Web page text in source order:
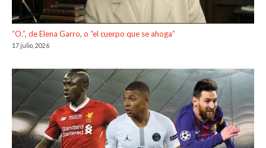
“O.”, de Elena Garro, o “el cuerpo que se ahoga”
17 julio, 2026